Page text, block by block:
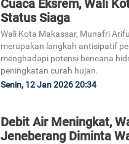
Cuaca Eksrem, Wali
Status Siaga
Wali Kota Makassar, Munafri
merupakan langkah antisipatif
menghadapi potensi bencana
peningkatan curah hujan.
Senin, 12 Jan 2026 20:34
Debit Air Meningkat,
Jeneberang Diminta